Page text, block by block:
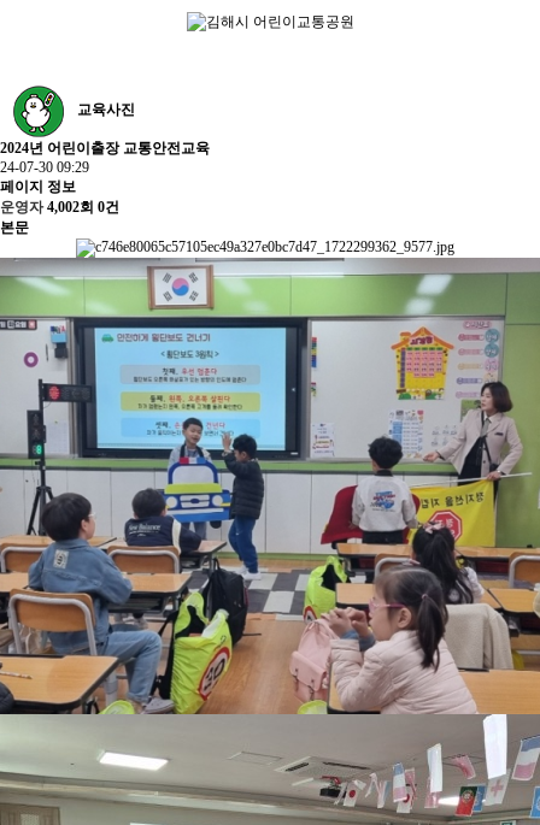
교육사진
2024년 어린이출장 교통안전교육
24-07-30 09:29
페이지 정보
운영자 4,002회 0건
본문